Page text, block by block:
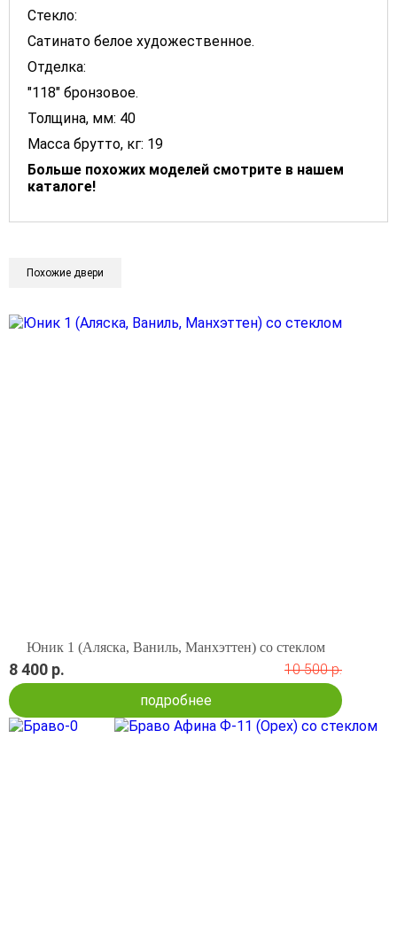
Стекло:
Сатинато белое художественное.
Отделка:
"118" бронзовое.
Толщина, мм: 40
Масса брутто, кг: 19
Больше похожих моделей смотрите в нашем
каталоге!
Похожие двери
Юник 1 (Аляска, Ваниль, Манхэттен) со стеклом
8 400 р.
10 500 р.
подробнее